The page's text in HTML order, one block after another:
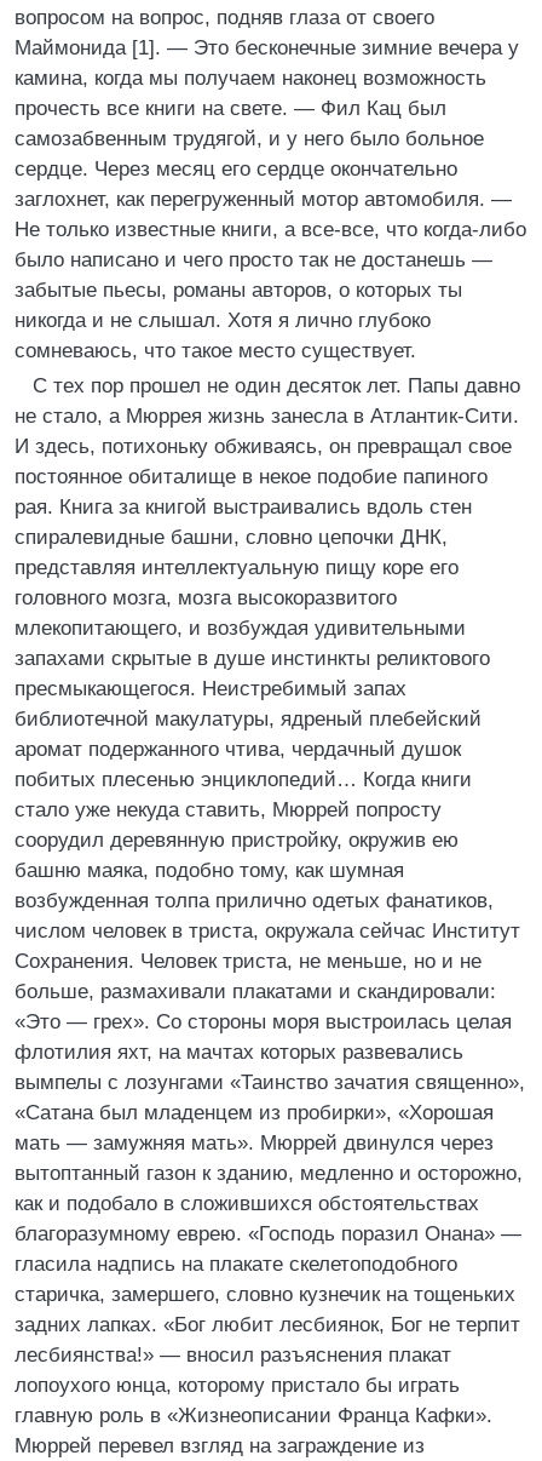
вопросом на вопрос, подняв глаза от своего
Маймонида [1]. — Это бесконечные зимние вечера у
камина, когда мы получаем наконец возможность
прочесть все книги на свете. — Фил Кац был
самозабвенным трудягой, и у него было больное
сердце. Через месяц его сердце окончательно
заглохнет, как перегруженный мотор автомобиля. —
Не только известные книги, а все-все, что когда-либо
было написано и чего просто так не достанешь —
забытые пьесы, романы авторов, о которых ты
никогда и не слышал. Хотя я лично глубоко
сомневаюсь, что такое место существует.
С тех пор прошел не один десяток лет. Папы давно
не стало, а Мюррея жизнь занесла в Атлантик-Сити.
И здесь, потихоньку обживаясь, он превращал свое
постоянное обиталище в некое подобие папиного
рая. Книга за книгой выстраивались вдоль стен
спиралевидные башни, словно цепочки ДНК,
представляя интеллектуальную пищу коре его
головного мозга, мозга высокоразвитого
млекопитающего, и возбуждая удивительными
запахами скрытые в душе инстинкты реликтового
пресмыкающегося. Неистребимый запах
библиотечной макулатуры, ядреный плебейский
аромат подержанного чтива, чердачный душок
побитых плесенью энциклопедий… Когда книги
стало уже некуда ставить, Мюррей попросту
соорудил деревянную пристройку, окружив ею
башню маяка, подобно тому, как шумная
возбужденная толпа прилично одетых фанатиков,
числом человек в триста, окружала сейчас Институт
Сохранения. Человек триста, не меньше, но и не
больше, размахивали плакатами и скандировали:
«Это — грех». Со стороны моря выстроилась целая
флотилия яхт, на мачтах которых развевались
вымпелы с лозунгами «Таинство зачатия священно»,
«Сатана был младенцем из пробирки», «Хорошая
мать — замужняя мать». Мюррей двинулся через
вытоптанный газон к зданию, медленно и осторожно,
как и подобало в сложившихся обстоятельствах
благоразумному еврею. «Господь поразил Онана» —
гласила надпись на плакате скелетоподобного
старичка, замершего, словно кузнечик на тощеньких
задних лапках. «Бог любит лесбиянок, Бог не терпит
лесбиянства!» — вносил разъяснения плакат
лопоухого юнца, которому пристало бы играть
главную роль в «Жизнеописании Франца Кафки».
Мюррей перевел взгляд на заграждение из